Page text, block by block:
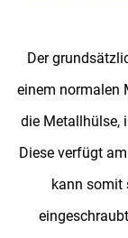
Der
einem normalen
die Metallhülse,
Diese verfügt
kann somit